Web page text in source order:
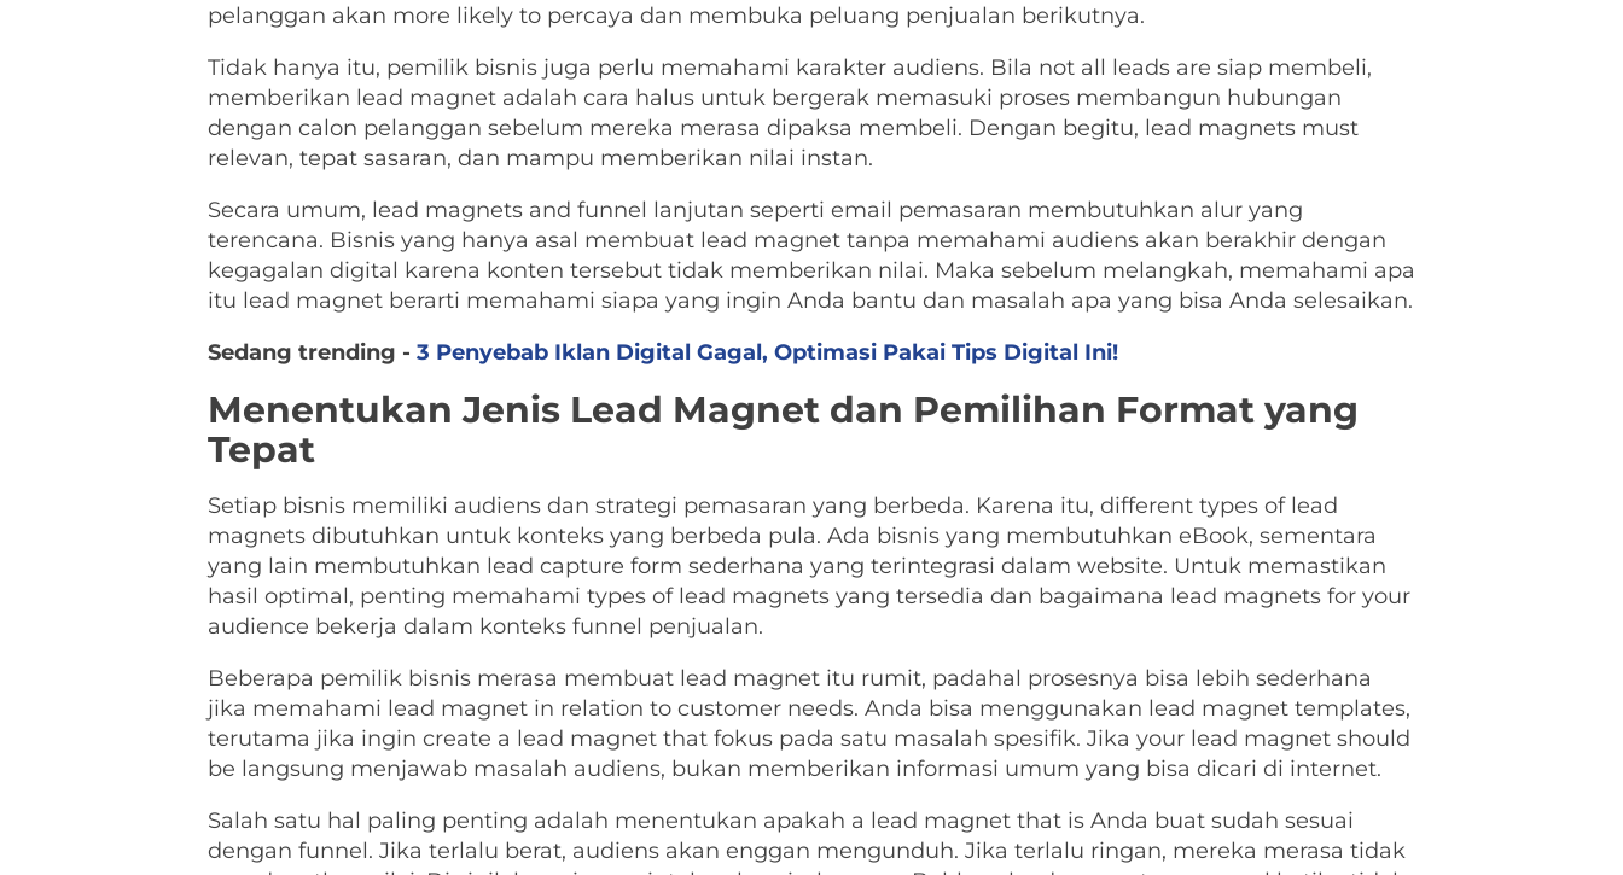
pelanggan akan more likely to percaya dan membuka peluang penjualan berikutnya.
Tidak hanya itu, pemilik bisnis juga perlu memahami karakter audiens. Bila not all leads are siap membeli,
memberikan lead magnet adalah cara halus untuk bergerak memasuki proses membangun hubungan
dengan calon pelanggan sebelum mereka merasa dipaksa membeli. Dengan begitu, lead magnets must
relevan, tepat sasaran, dan mampu memberikan nilai instan.
Secara umum, lead magnets and funnel lanjutan seperti email pemasaran membutuhkan alur yang
terencana. Bisnis yang hanya asal membuat lead magnet tanpa memahami audiens akan berakhir dengan
kegagalan digital karena konten tersebut tidak memberikan nilai. Maka sebelum melangkah, memahami apa
itu lead magnet berarti memahami siapa yang ingin Anda bantu dan masalah apa yang bisa Anda selesaikan.
Sedang trending - 3 Penyebab Iklan Digital Gagal, Optimasi Pakai Tips Digital Ini!
Menentukan Jenis Lead Magnet dan Pemilihan Format yang
Tepat
Setiap bisnis memiliki audiens dan strategi pemasaran yang berbeda. Karena itu, different types of lead
magnets dibutuhkan untuk konteks yang berbeda pula. Ada bisnis yang membutuhkan eBook, sementara
yang lain membutuhkan lead capture form sederhana yang terintegrasi dalam website. Untuk memastikan
hasil optimal, penting memahami types of lead magnets yang tersedia dan bagaimana lead magnets for your
audience bekerja dalam konteks funnel penjualan.
Beberapa pemilik bisnis merasa membuat lead magnet itu rumit, padahal prosesnya bisa lebih sederhana
jika memahami lead magnet in relation to customer needs. Anda bisa menggunakan lead magnet templates,
terutama jika ingin create a lead magnet that fokus pada satu masalah spesifik. Jika your lead magnet should
be langsung menjawab masalah audiens, bukan memberikan informasi umum yang bisa dicari di internet.
Salah satu hal paling penting adalah menentukan apakah a lead magnet that is Anda buat sudah sesuai
dengan funnel. Jika terlalu berat, audiens akan enggan mengunduh. Jika terlalu ringan, mereka merasa tidak